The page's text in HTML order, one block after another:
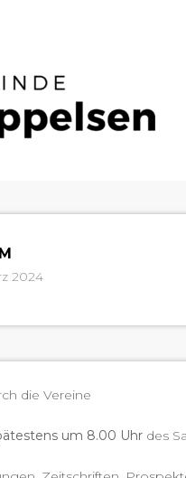
2024
die Vereine
um 8.00 Uhr des